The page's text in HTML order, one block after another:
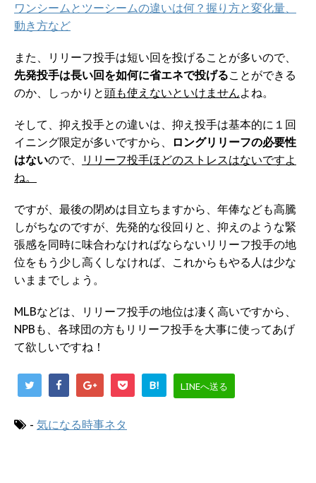
ワンシームとツーシームの違いは何？握り方と変化量、
動き方など
また、リリーフ投手は短い回を投げることが多いので、
先発投手は長い回を如何に省エネで投げることができる
のか、しっかりと頭も使えないといけませんよね。
そして、抑え投手との違いは、抑え投手は基本的に１回
イニング限定が多いですから、
ロングリリーフの必要性
はないので、
リリーフ投手ほどのストレスはないですよ
ね。
ですが、最後の閉めは目立ちますから、年俸なども高騰
しがちなのですが、先発的な役回りと、抑えのような緊
張感を同時に味合わなければならないリリーフ投手の地
位をもう少し高くしなければ、これからもやる人は少な
いままでしょう。
MLBなどは、リリーフ投手の地位は凄く高いですから、
NPBも、各球団の方もリリーフ投手を大事に使ってあげ
て欲しいですね！
B! LINEへ送る
- 気になる時事ネタ